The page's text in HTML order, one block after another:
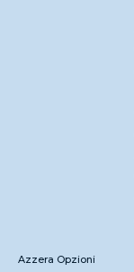
Azzera Opzioni